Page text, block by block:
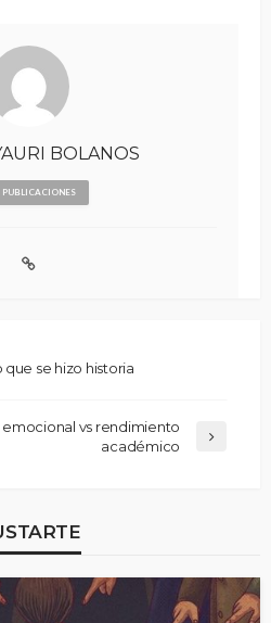
BOLANOS
PUBLICACIONES
que se hizo historia
emocional vs rendimiento
académico